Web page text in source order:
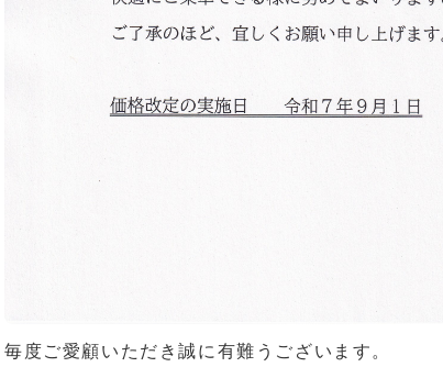
毎度ご愛顧いただき誠に有難うございます。